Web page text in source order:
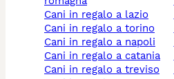
cani in regalo a lazio
cani in regalo a torino
cani in regalo a napoli
cani in regalo a catania
cani in regalo a treviso